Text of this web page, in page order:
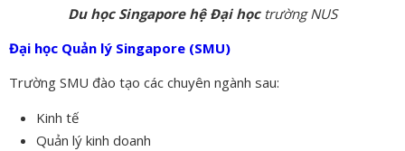
Du học Singapore hệ Đại họctrường NUS
Đại học Quản lý Singapore (SMU)
Trường SMU đào tạo các chuyên ngành sau:
Kinh tế
Quản lý kinh doanh